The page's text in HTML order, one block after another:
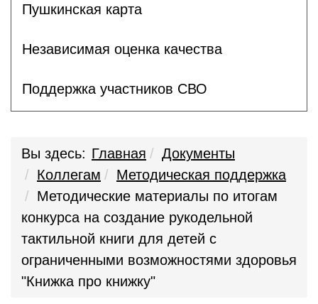
Пушкинская карта
Независимая оценка качества
Поддержка участников СВО
Вы здесь: Главная
Документы
Коллегам
Методическая поддержка
Методические материалы по итогам
конкурса на создание рукодельной
тактильной книги для детей с
ограниченными возможностями здоровья
"Книжка про книжку"